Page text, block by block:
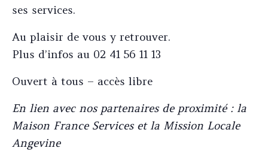
ses services.
Au plaisir de vous y retrouver.
Plus d’infos au 02 41 56 11 13
Ouvert à tous – accès libre
En lien avec nos partenaires de proximité : la
Maison France Services et la Mission Locale
Angevine